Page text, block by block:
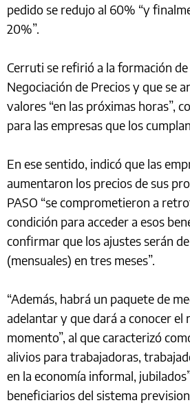
pedido se redujo al 60% “y
20%”.
Cerruti se refirió a la formación
Negociación de Precios y que se
valores “en las próximas horas”,
para las empresas que los
En ese sentido, indicó que las
aumentaron los precios de sus
PASO “se comprometieron a
condición para acceder a esos
confirmar que los ajustes serán
(mensuales) en tres meses”.
“Además, habrá un paquete de
adelantar y que dará a conocer el
momento”, al que caracterizó
alivios para trabajadoras,
en la economía informal,
beneficiarios del sistema